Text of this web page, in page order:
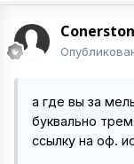
а где вы за
буквально
ссылку на оф.